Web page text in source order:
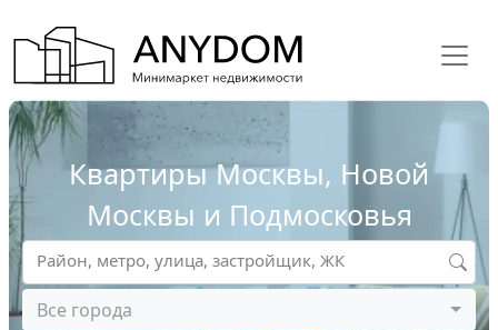
Квартиры Москвы, Новой
Москвы и Подмосковья
Все города
Район, метро, улица, застройщик, ЖК